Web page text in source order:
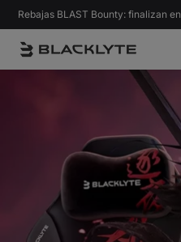
Saltar al contenido
Rebajas BLAST Bounty: finalizan en